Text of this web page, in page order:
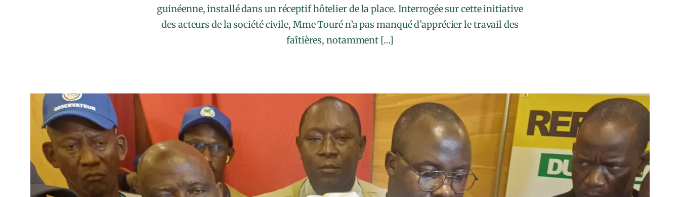
guinéenne, installé dans un réceptif hôtelier de la place. Interrogée sur cette initiative
des acteurs de la société civile, Mme Touré n’a pas manqué d’apprécier le travail des
faîtières, notamment […]